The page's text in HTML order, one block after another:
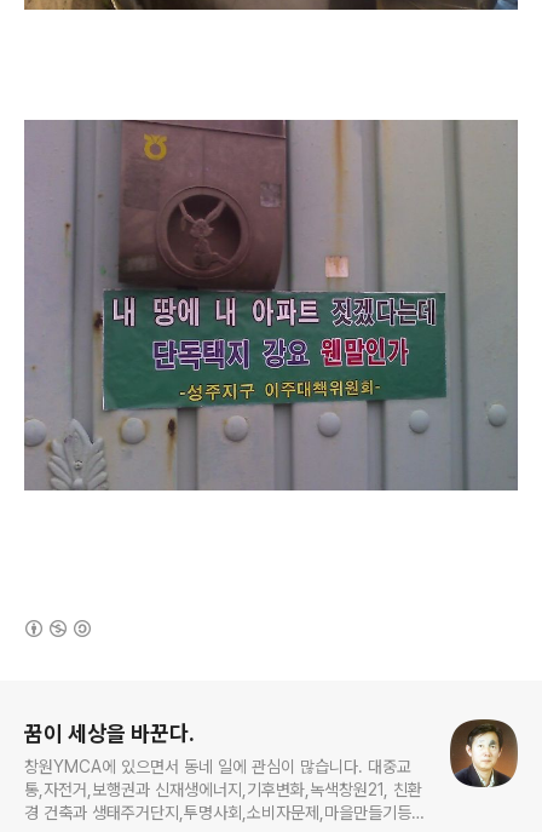
꿈이 세상을 바꾼다.
창원YMCA에 있으면서 동네 일에 관심이 많습니다. 대중교
통,자전거,보행권과 신재생에너지,기후변화,녹색창원21, 친환
경 건축과 생태주거단지,투명사회,소비자문제,마을만들기등...